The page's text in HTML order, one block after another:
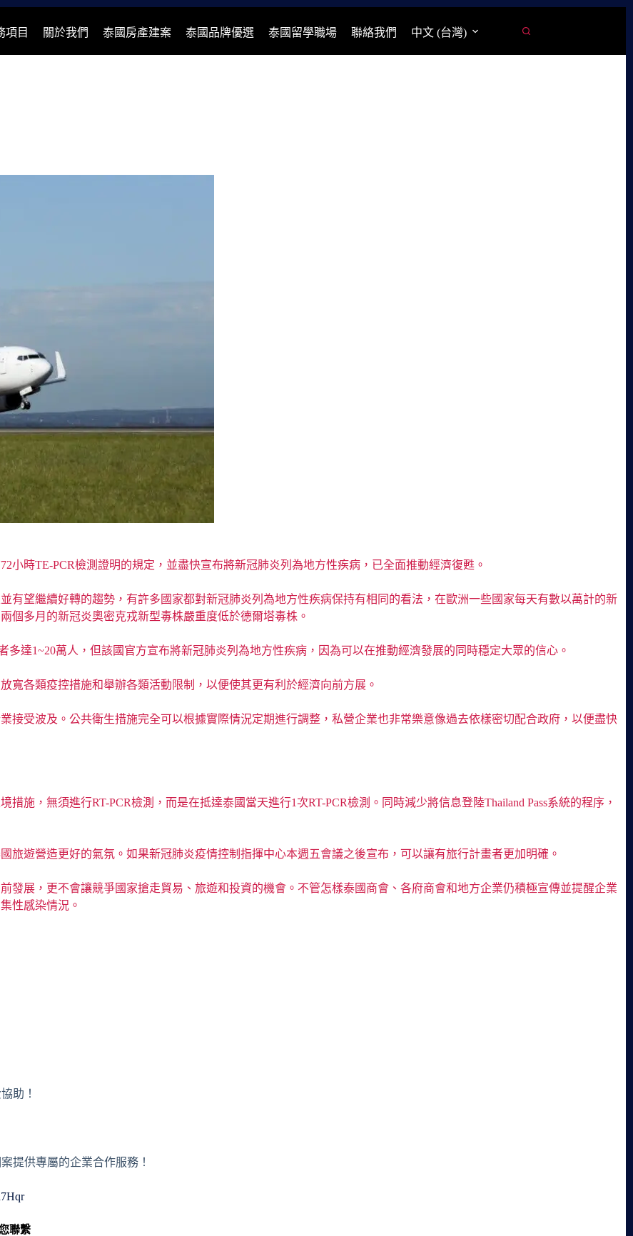
項目 關於我們 泰國房產建案 泰國品牌優選 泰國留學職場 聯絡我們 中文 (台灣)
小時TE-PCR檢測證明的規定，並盡快宣布將新冠肺炎列為地方性疾病，已全面推動經濟復甦。
有望繼續好轉的趨勢，有許多國家都對新冠肺炎列為地方性疾病保持有相同的看法，在歐洲一些國家每天有數以萬計的新
個多月的新冠炎奧密克戎新型毒株嚴重度低於德爾塔毒株。
達1~20萬人，但該國官方宣布將新冠肺炎列為地方性疾病，因為可以在推動經濟發展的同時穩定大眾的信心。
寬各類疫控措施和舉辦各類活動限制，以便使其更有利於經濟向前方展。
接受波及。公共衛生措施完全可以根據實際情況定期進行調整，私營企業也非常樂意像過去依樣密切配合政府，以便盡快
施，無須進行RT-PCR檢測，而是在抵達泰國當天進行1次RT-PCR檢測。同時減少將信息登陸Thailand Pass系統的程序，
旅遊營造更好的氣氛。如果新冠肺炎疫情控制指揮中心本週五會議之後宣布，可以讓有旅行計畫者更加明確。
發展，更不會讓競爭國家搶走貿易、旅遊和投資的機會。不管怎樣泰國商會、各府商會和地方企業仍積極宣傳並提醒企業
性感染情況。
助！
提供專屬的企業合作服務！
聯繫